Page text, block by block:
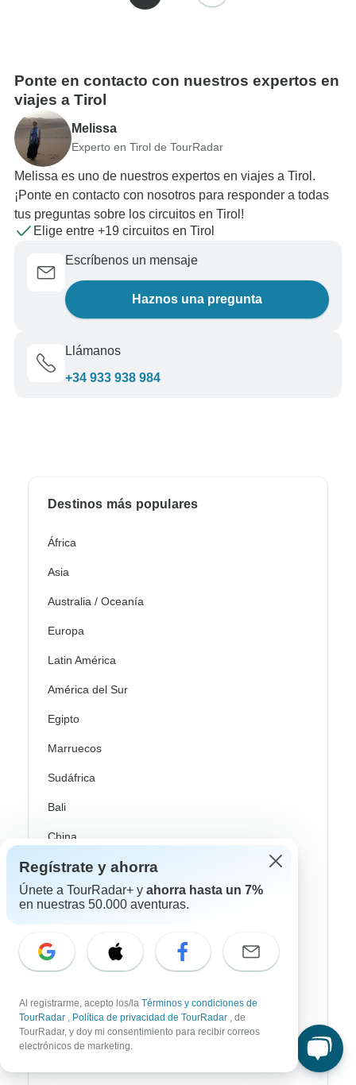
Ponte en contacto con nuestros expertos en
viajes a Tirol
Melissa
Experto en Tirol de TourRadar
Melissa es uno de nuestros expertos en viajes a Tirol.
¡Ponte en contacto con nosotros para responder a todas
tus preguntas sobre los circuitos en Tirol!
Elige entre +19 circuitos en Tirol
Escríbenos un mensaje
Haznos una pregunta
Llámanos
+34 933 938 984
Destinos más populares
África
Asia
Australia / Oceanía
Europa
Latin América
América del Sur
Egipto
Marruecos
Sudáfrica
Bali
China
India
Japón
Sri Lanka
Vietnam
Croacia
Regístrate y ahorra
Únete a TourRadar+ y ahorra hasta un 7%
en nuestras 50.000 aventuras.
Al registrarme, acepto los/la Términos y condiciones de
TourRadar , Política de privacidad de TourRadar , de
TourRadar, y doy mi consentimiento para recibir correos
electrónicos de marketing.